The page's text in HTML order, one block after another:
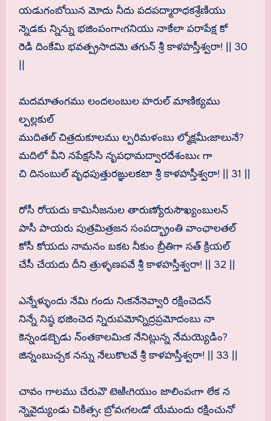
యడుగంబోయిన మోదు నీదు పదపద్మారాధకశ్రేణియు
న్నెడకు న్నిన్ను భజింపంగాఁగనియు నాకేలా పరాపేక్ష కో
రెడి దింకేమి భవత్ప్రసాదమె తగున్ శ్రీ కాళహస్తీశ్వరా! || 30
మదమాతంగము లందలంబుల హరుల్ మాణిక్యము
ల్పల్లకుల్
ముదితల్ చిత్రదుకూలము ల్పరిమళంబు ల్మోక్షమీఁజాలునే?
మదిలో వీని నపేక్షసేసి నృపధామద్వారదేశంబుఁ గా
చి దినంబుల్ వృధపుత్తురఙ్ఞులకటా శ్రీ కాళహస్తీశ్వరా! || 31 ||
రోసీ రోయదు కామినీజనుల తారుణ్యోరుసౌఖ్యంబులన్
పాసీ పాయరు పుత్రమిత్రజన సంపద్భ్రాంతి వాంఛాలతల్
కోసీ కోయదు నామనం బకట నీకుం బ్రీతిగా సత్ క్రియల్
చేసీ చేయదు దీని త్రుళ్ళణపవే శ్రీ కాళహస్తీశ్వరా! || 32 ||
ఎన్నేళ్ళుందు నేమి గందు నిఁకనేనెవ్వారి రక్షించెదన్
నిన్నే నిష్ఠ భజించెద న్నిరుపమోన్నిద్రప్రమోదంబు నా
కెన్నండబ్బెడు న్ంతకాలమిఁక నేనిట్లున్న నేమయ్యెడిం?
జిన్నంబుచ్చక నన్ను నేలుకొలవే శ్రీ కాళహస్తీశ్వరా! || 33 ||
చావం గాలము చేరువౌ టెఱిఁగియుం జాలింపఁగా లేక న
న్నెవైద్యుండు చికిత్సఁ బ్రోవఁగలఁడో యేమందు రక్షించునో